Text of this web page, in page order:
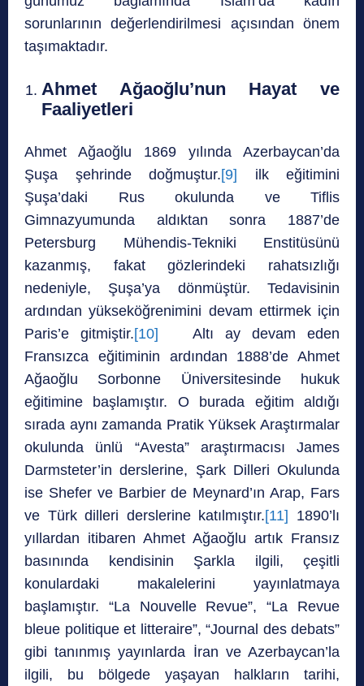
sorunlarının değerlendirilmesi açısından önem
taşımaktadır.
Ahmet Ağaoğlu’nun Hayat ve
Faaliyetleri
Ahmet Ağaoğlu 1869 yılında Azerbaycan’da
Şuşa şehrinde doğmuştur.[9] ilk eğitimini
Şuşa’daki Rus okulunda ve Tiflis
Gimnazyumunda aldıktan sonra 1887’de
Petersburg Mühendis-Tekniki Enstitüsünü
kazanmış, fakat gözlerindeki rahatsızlığı
nedeniyle, Şuşa’ya dönmüştür. Tedavisinin
ardından yükseköğrenimini devam ettirmek için
Paris’e gitmiştir.[10] Altı ay devam eden
Fransızca eğitiminin ardından 1888’de Ahmet
Ağaoğlu Sorbonne Üniversitesinde hukuk
eğitimine başlamıştır. O burada eğitim aldığı
sırada aynı zamanda Pratik Yüksek Araştırmalar
okulunda ünlü “Avesta” araştırmacısı James
Darmsteter’in derslerine, Şark Dilleri Okulunda
ise Shefer ve Barbier de Meynard’ın Arap, Fars
ve Türk dilleri derslerine katılmıştır.[11] 1890’lı
yıllardan itibaren Ahmet Ağaoğlu artık Fransız
basınında kendisinin Şarkla ilgili, çeşitli
konulardaki makalelerini yayınlatmaya
başlamıştır. “La Nouvelle Revue”, “La Revue
bleue politique et litteraire”, “Journal des debats”
gibi tanınmış yayınlarda İran ve Azerbaycan’la
ilgili, bu bölgede yaşayan halkların tarihi,